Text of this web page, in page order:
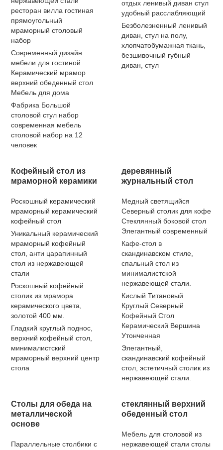
ресторан вилла гостиная
прямоугольный
мраморный столовый
набор
Современный дизайн
мебели для гостиной
Керамический мрамор
верхний обеденный стол
Мебель для дома
Фабрика Большой
столовой стул набор
современная мебель
столовой набор на 12
человек
отдых ленивый диван стул
удобный расслабляющий
Безболезненный ленивый
диван, стул на полу,
хлопчатобумажная ткань,
безшивочный губный
диван, стул
Кофейный стол из
мраморной керамики
Роскошный керамический
мраморный керамический
кофейный стол
Уникальный керамический
мраморный кофейный
стол, анти царапинный
стол из нержавеющей
стали
Роскошный кофейный
столик из мрамора
керамического цвета,
золотой 400 мм.
Гладкий круглый поднос,
верхний кофейный стол,
минималистский
мраморный верхний центр
стола
деревянный
журнальный стол
Медный светящийся
Северный столик для кофе
Стеклянный боковой стол
Элегантный современный
Кафе-стол в
скандинавском стиле,
спальный стол из
минималистской
нержавеющей стали.
Кислый Титановый
Круглый Северный
Кофейный Стол
Керамический Вершина
Утонченная
Элегантный,
скандинавский кофейный
стол, эстетичный столик из
нержавеющей стали.
Столы для обеда на
металлической
основе
Параллельные столбики с
стеклянный верхний
обеденный стол
Мебель для столовой из
нержавеющей стали столы